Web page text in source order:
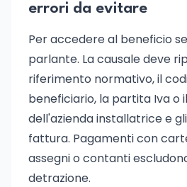
errori da evitare
Per accedere al beneficio
parlante. La causale deve
riferimento normativo, il
beneficiario, la partita Iva o
dell'azienda installatrice e
fattura. Pagamenti con
assegni o contanti
detrazione.